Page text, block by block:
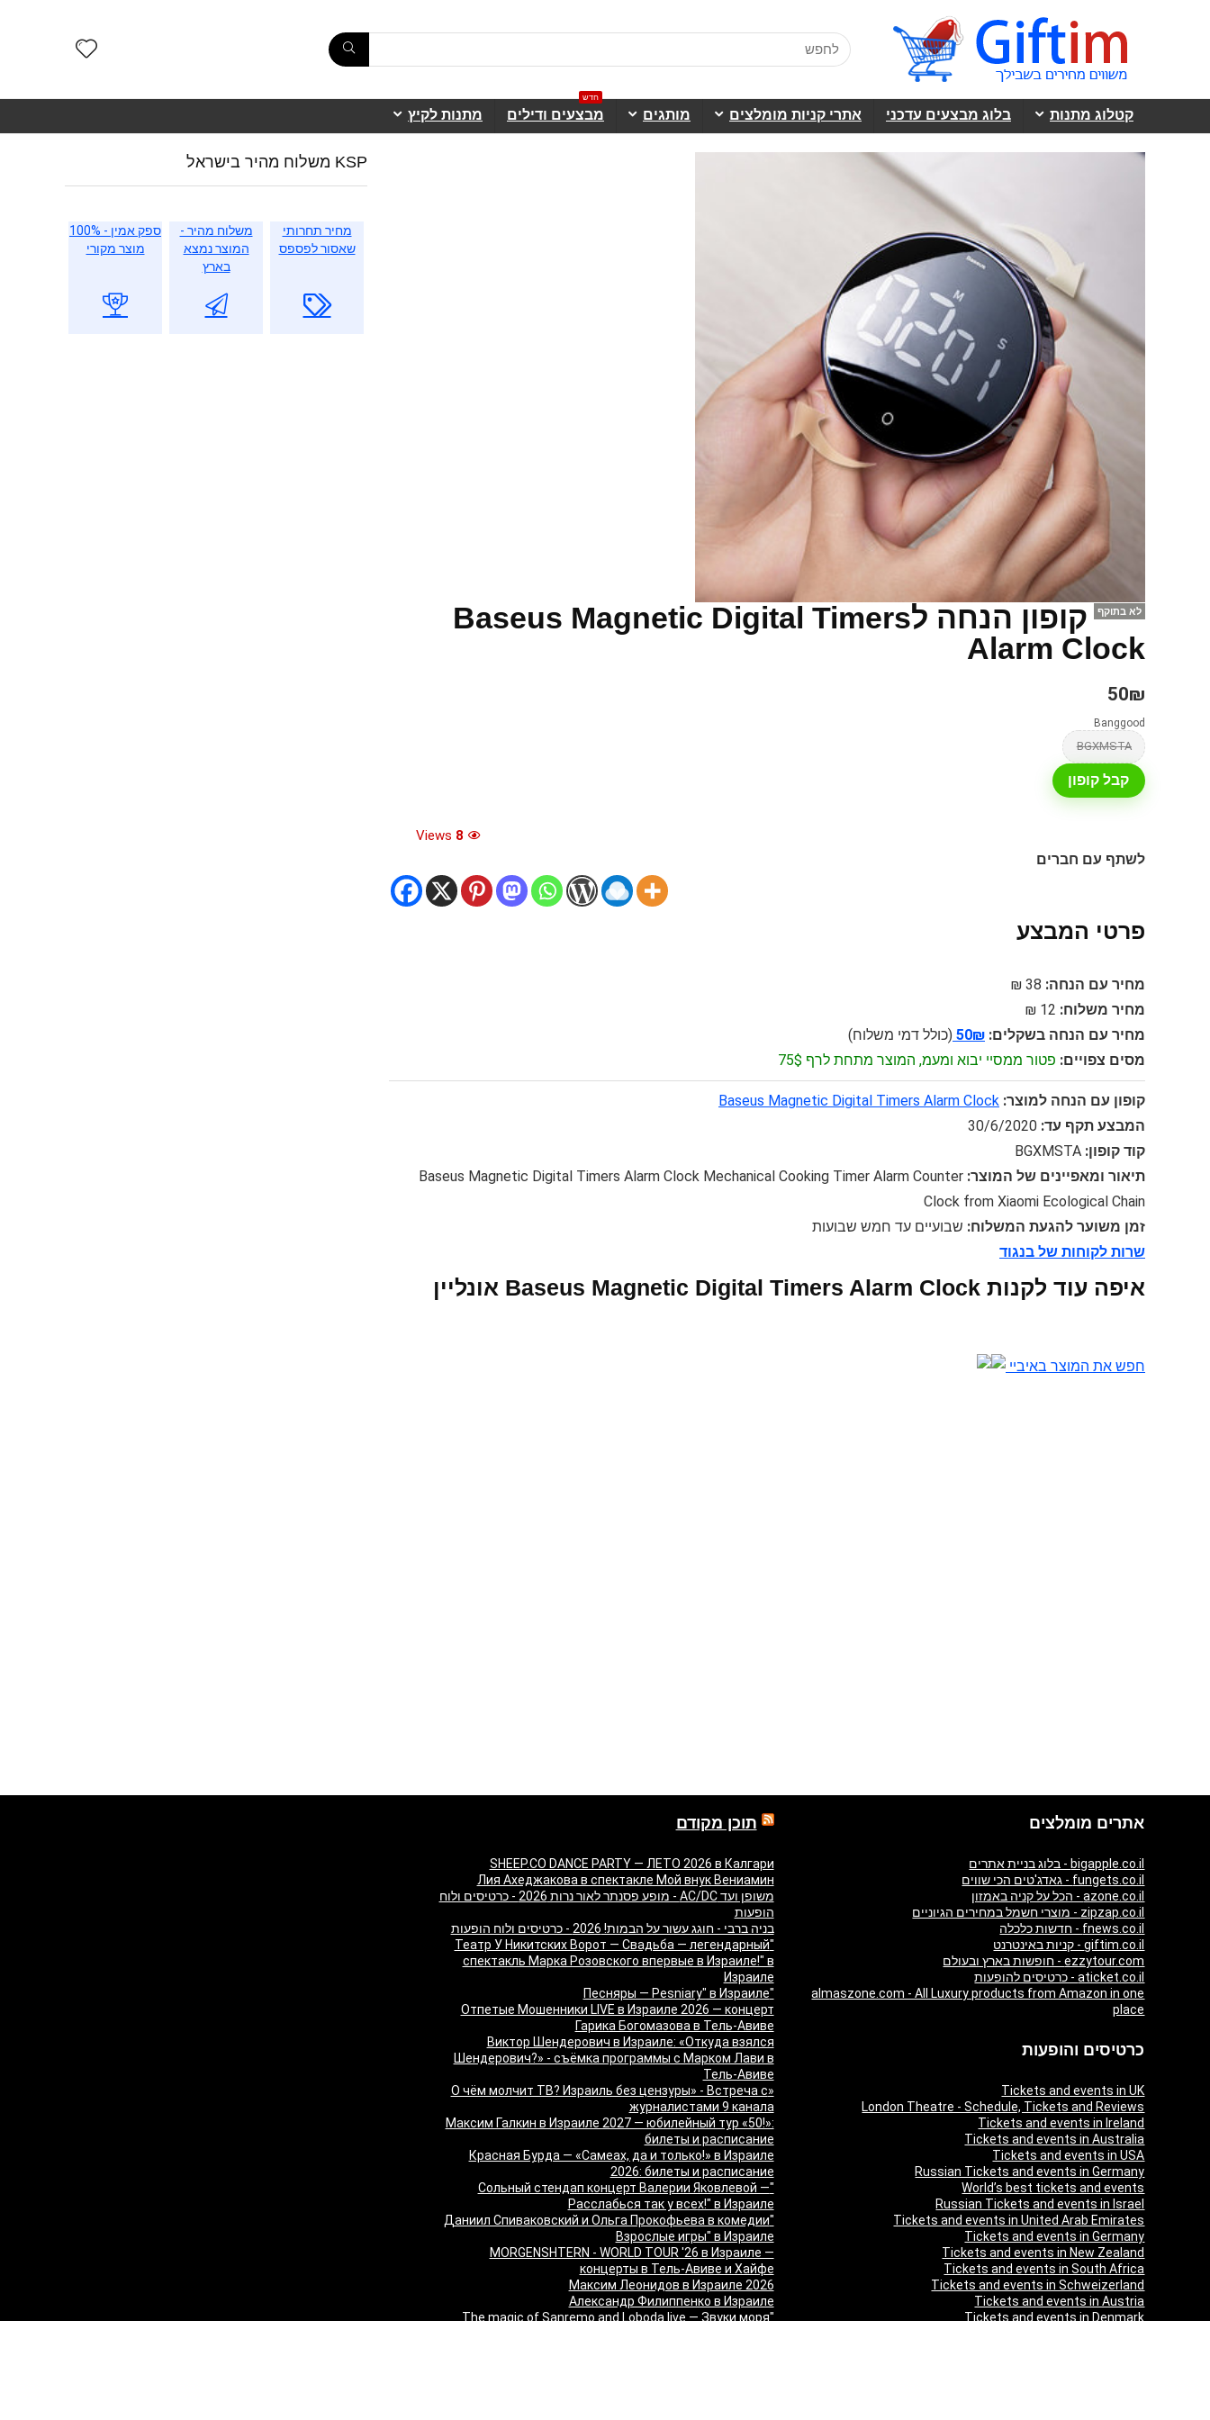
קטלוג מתנות בלוג מבצעים עדכני אתרי קניות מומלצים מותגים מבצעים ודילים
חדש
מתנות לקיץ
לא בתוקף
קופון הנחה לBaseus Magnetic Digital Timers
Alarm Clock
50₪
Banggood
BGXMSTA
קבל קופון
8
לשתף עם חברים
פרטי המבצע
מחיר עם הנחה: 38 ₪
מחיר משלוח: 12 ₪
מחיר עם הנחה בשקלים: 50₪ (כולל דמי משלוח)
מסים צפויים: פטור ממסיי יבוא ומעמ, המוצר מתחת לרף 75$
קופון עם הנחה למוצר: Baseus Magnetic Digital Timers Alarm Clock
המבצע תקף עד: 30/6/2020
קוד קופון: BGXMSTA
תיאור ומאפיינים של המוצר: Baseus Magnetic Digital Timers Alarm Clock Mechanical Cooking Timer Alarm Counter
Clock from Xiaomi Ecological Chain
זמן משוער להגעת המשלוח: שבועיים עד חמש שבועות
שרות לקוחות של בנגוד
איפה עוד לקנות Baseus Magnetic Digital Timers Alarm Clock אונליין
חפש את המוצר באיביי
KSP משלוח מהיר בישראל
מחיר תחרותי
שאסור לפספס
משלוח מהיר -
המוצר נמצא
בארץ
ספק אמין - 100%
מוצר מקורי
אתרים מומלצים
bigapple.co.il - בלוג בניית אתרים
fungets.co.il - גאדג'טים הכי שווים
azone.co.il - הכל על קניה באמזון
zipzap.co.il - מוצרי חשמל במחירים הגיוניים
fnews.co.il - חדשות כלכלה
giftim.co.il - קניות באינטרנט
ezzytour.com - חופשות בארץ ובעולם
aticket.co.il - כרטיסים להופעות
almaszone.com - All Luxury products from Amazon in one
place
כרטיסים והופעות
Tickets and events in UK
London Theatre - Schedule, Tickets and Reviews
Tickets and events in Ireland
Tickets and events in Australia
Tickets and events in USA
Russian Tickets and events in Germany
World’s best tickets and events
Russian Tickets and events in Israel
Tickets and events in United Arab Emirates
Tickets and events in Germany
Tickets and events in New Zealand
Tickets and events in South Africa
Tickets and events in Schweizerland
Tickets and events in Austria
Tickets and events in Denmark
תוכן מקודם
SHEEP.CO DANCE PARTY — ЛЕТО 2026 в Калгари
Лия Ахеджакова в спектакле Мой внук Вениамин
משופן ועד AC/DC - מופע פסנתר לאור נרות 2026 - כרטיסים ולוח
הופעות
בניה ברבי - חוגג עשור על הבמות! 2026 - כרטיסים ולוח הופעות
"Театр У Никитских Ворот — Свадьба — легендарный
спектакль Марка Розовского впервые в Израиле!" в
Израиле
"Песняры — Pesniary" в Израиле
Отпетые Мошенники LIVE в Израиле 2026 — концерт
Гарика Богомазова в Тель-Авиве
Виктор Шендерович в Израиле: «Откуда взялся
Шендерович?» - съёмка программы с Марком Лави в
Тель-Авиве
«О чём молчит ТВ? Израиль без цензуры» - Встреча с
журналистами 9 канала
Максим Галкин в Израиле 2027 — юбилейный тур «50!»:
билеты и расписание
Красная Бурда — «Самеах, да и только!» в Израиле
2026: билеты и расписание
"Сольный стендап концерт Валерии Яковлевой —
Расслабься так у всех!" в Израиле
"Даниил Спиваковский и Ольга Прокофьева в комедии
Взрослые игры" в Израиле
MORGENSHTERN - WORLD TOUR '26 в Израиле —
концерты в Тель-Авиве и Хайфе
Максим Леонидов в Израиле 2026
Александр Филиппенко в Израиле
"The magic of Sanremo and Loboda live — Звуки моря